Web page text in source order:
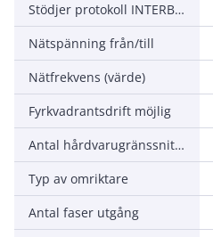
Stödjer protokoll INTERBUS Safety
Nätspänning från/till
Nätfrekvens (värde)
Fyrkvadrantsdrift möjlig
Antal hårdvarugränssnitt PROFINET
Typ av omriktare
Antal faser utgång